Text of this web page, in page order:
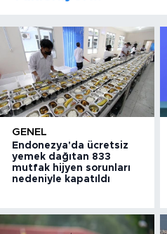
GENEL
Endonezya'da ücretsiz
yemek dağıtan 833
mutfak hijyen sorunları
nedeniyle kapatıldı